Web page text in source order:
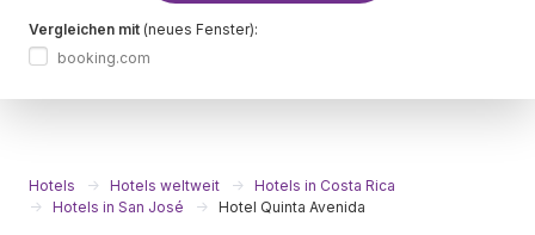
Vergleichen mit (neues Fenster):
booking.com
Hotels Hotels weltweit
Hotels in Costa Rica
Hotels in San José
Hotel Quinta Avenida